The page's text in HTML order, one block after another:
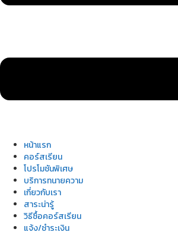
หน้าแรก
คอร์สเรียน
โปรโมชันพิเศษ
บริการทนายความ
เกี่ยวกับเรา
สาระน่ารู้
วิธีซื้อคอร์สเรียน
แจ้ง/ชำระเงิน